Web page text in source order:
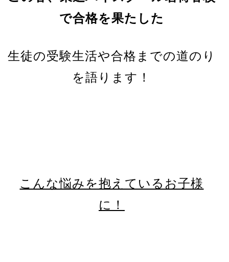
で合格を果たした
生徒の受験生活や合格までの道のり
を語ります！
こんな悩みを抱えているお子様
に！